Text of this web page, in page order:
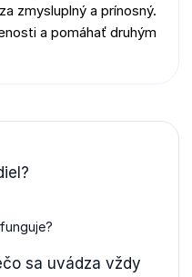
zmysluplný a prínosný.
a pomáhať druhým
sa uvádza vždy